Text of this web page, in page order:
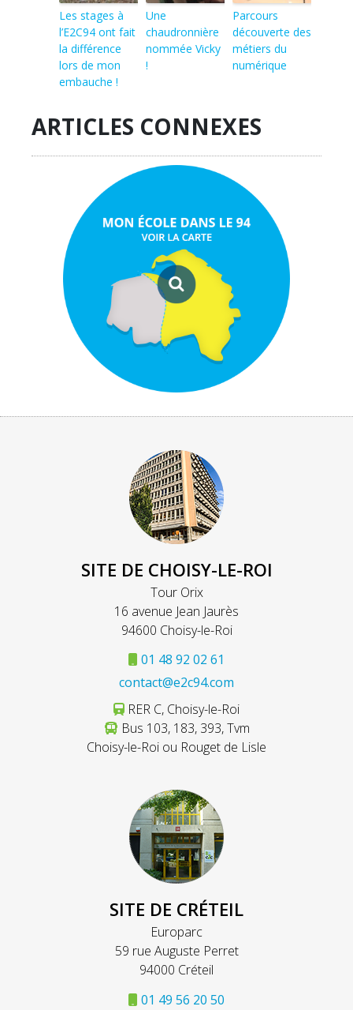
Les stages à
l’E2C94 ont fait
la différence
lors de mon
embauche !
Une
chaudronnière
nommée Vicky
!
Parcours
découverte des
métiers du
numérique
ARTICLES CONNEXES
SITE DE CHOISY-LE-ROI
Tour Orix
16 avenue Jean Jaurès
94600 Choisy-le-Roi
01 48 92 02 61
contact@e2c94.com
RER C, Choisy-le-Roi
Bus 103, 183, 393, Tvm
Choisy-le-Roi ou Rouget de Lisle
SITE DE CRÉTEIL
Europarc
59 rue Auguste Perret
94000 Créteil
01 49 56 20 50